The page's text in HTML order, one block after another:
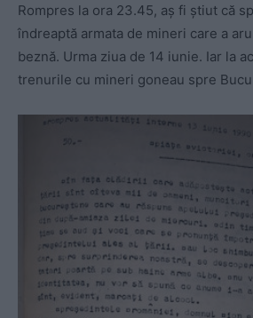
Rompres la ora 23.45, aș fi știut că
îndreaptă armata de mineri care a
beznă. Urma ziua de 14 iunie. Iar la
trenurile cu mineri goneau spre